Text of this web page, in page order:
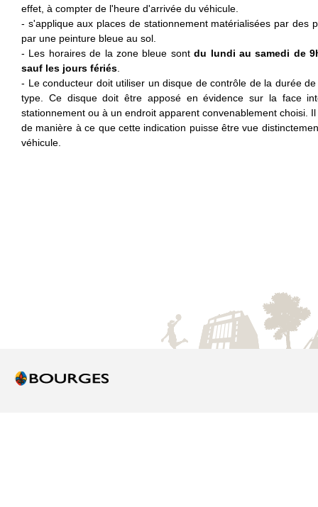
effet, à compter de l'heure d'arrivée du véhicule.
- s'applique aux places de stationnement matérialisées par des
par une peinture bleue au sol.
- Les horaires de la zone bleue sontdu lundi au samedi de
sauf les jours fériés
- Le conducteur doit utiliser un disque de contrôle de la durée
type. Ce disque doit être apposé en évidence sur la face
stationnement ou à un endroit apparent convenablement choisi.
de manière à ce que cette indication puisse être vue
véhicule.